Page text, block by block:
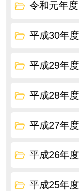
令和元年度
平成30年度
平成29年度
平成28年度
平成27年度
平成26年度
平成25年度